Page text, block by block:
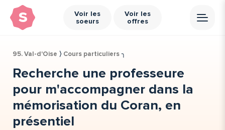
Voir les
soeurs
Voir les
offres
s
95. Val-d'Oise ⟩ Cours particuliers ╮
Recherche une professeure
pour m'accompagner dans la
mémorisation du Coran, en
présentiel